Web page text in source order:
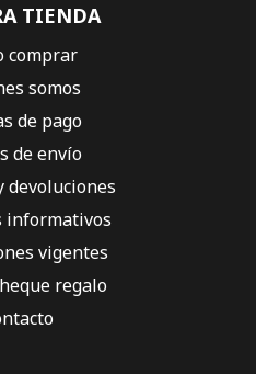
TIENDA
comprar
somos
de pago
de envío
devoluciones
informativos
vigentes
regalo